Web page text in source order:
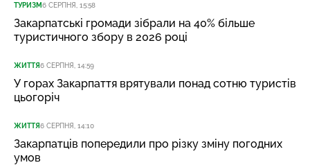
ТУРИЗМ6 СЕРПНЯ, 15:58
Закарпатські громади зібрали на 40% більше
туристичного збору в 2026 році
ЖИТТЯ6 СЕРПНЯ, 14:59
У горах Закарпаття врятували понад сотню туристів
цьогоріч
ЖИТТЯ6 СЕРПНЯ, 14:10
Закарпатців попередили про різку зміну погодних
умов